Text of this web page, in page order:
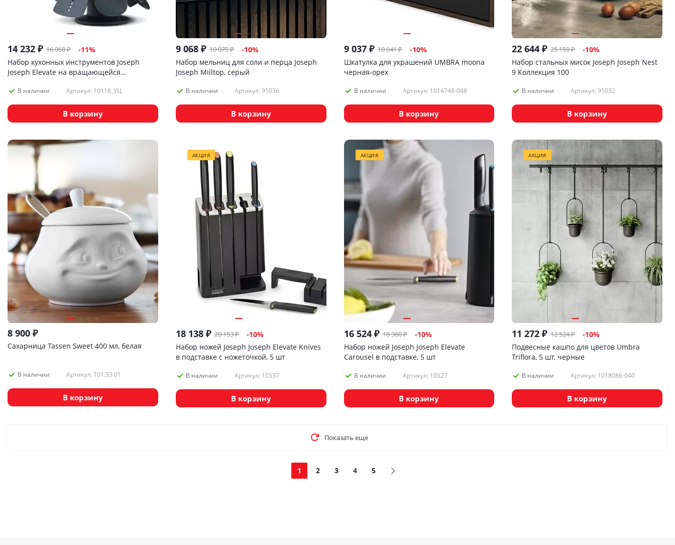
14 232 ₽ 16 068₽ -11%
Набор кухонных инструментов Joseph
Joseph Elevate на вращающейся
В наличии Артикул: 10118_УЦ
В корзину
9 068₽ 10 075₽ -10%
Набор мельниц для соли и перца Joseph
Joseph Milltop, серый
В наличии Артикул: 95036
В корзину
9 037₽ 10 041₽ -10%
Шкатулка для украшений UMBRA moona
черная-орех
В наличии Артикул: 1014748-048
В корзину
22 644 ₽ 25 159₽ -10%
Набор стальных мисок Joseph Joseph Nest
9 Коллекция 100
В наличии Артикул: 95032
В корзину
8 900 ₽
Сахарница Tassen Sweet 400 мл, белая
В наличии Артикул: T01.33.01
В корзину
АКЦИЯ
18 138₽ 20 153₽ -10%
Набор ножей Joseph Joseph Elevate Knives
в подставке с ножеточкой, 5 шт
В наличии Артикул: 10537
В корзину
АКЦИЯ
16 524₽ 18 360₽ -10%
Набор ножей Joseph Joseph Elevate
Carousel в подставке, 5 шт
В наличии Артикул: 10527
В корзину
АКЦИЯ
11 272 ₽ 12 524₽ -10%
Подвесные кашпо для цветов Umbra
Triflora, 5 шт, черные
В наличии Артикул: 1018086-040
В корзину
Показать еще
1 2 3 4 5